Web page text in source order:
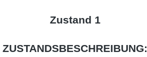
Zustand 1
ZUSTANDSBESCHREIBUNG: